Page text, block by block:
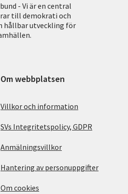
- Vi är en central
till demokrati och
hållbar utveckling för
Om webbplatsen
Villkor och information
SVs Integritetspolicy, GDPR
Anmälningsvillkor
Hantering av personuppgifter
Om cookies